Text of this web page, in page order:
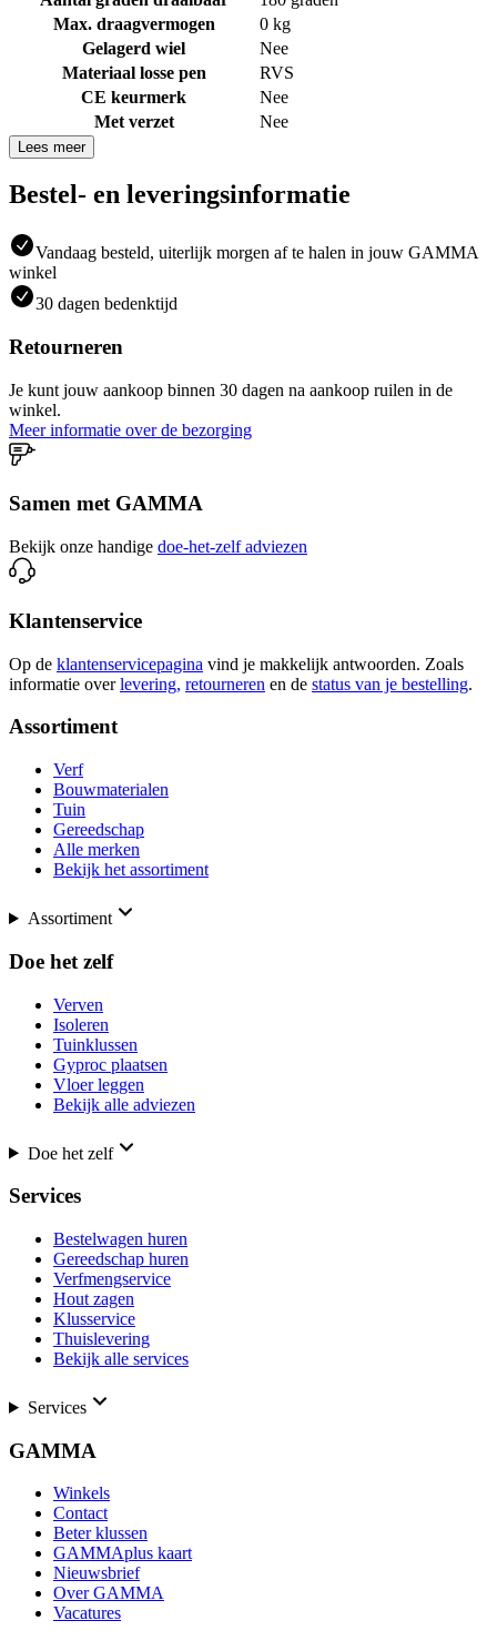
Max. draagvermogen
0 kg
Gelagerd wiel
Nee
Materiaal losse pen
RVS
CE keurmerk
Nee
Met verzet
Nee
Lees meer
Bestel- en leveringsinformatie
Vandaag besteld, uiterlijk morgen af te halen in jouw GAMMA
winkel
30 dagen bedenktijd
Retourneren
Je kunt jouw aankoop binnen 30 dagen na aankoop ruilen in de
winkel.
Meer informatie over de bezorging
Samen met GAMMA
Bekijk onze handige doe-het-zelf adviezen
Klantenservice
Op de klantenservicepagina vind je makkelijk antwoorden. Zoals
informatie over levering, retourneren en de status van je bestelling.
Assortiment
Verf
Bouwmaterialen
Tuin
Gereedschap
Alle merken
Bekijk het assortiment
Assortiment
Doe het zelf
Verven
Isoleren
Tuinklussen
Gyproc plaatsen
Vloer leggen
Bekijk alle adviezen
Doe het zelf
Services
Bestelwagen huren
Gereedschap huren
Verfmengservice
Hout zagen
Klusservice
Thuislevering
Bekijk alle services
Services
GAMMA
Winkels
Contact
Beter klussen
GAMMAplus kaart
Nieuwsbrief
Over GAMMA
Vacatures